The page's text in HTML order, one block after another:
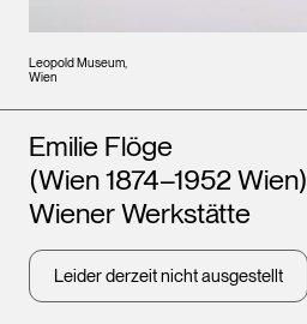
Leopold Museum,
Wien
Künstler*innen
Emilie Flöge
(Wien 1874–1952 Wien)
Wiener Werkstätte
Leider derzeit nicht ausgestellt